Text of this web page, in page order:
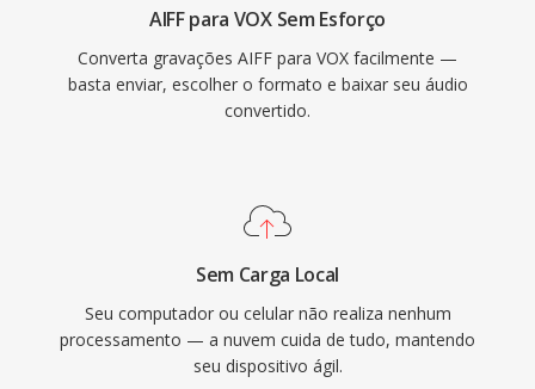
AIFF para VOX Sem Esforço
Converta gravações AIFF para VOX facilmente —
basta enviar, escolher o formato e baixar seu áudio
convertido.
Sem Carga Local
Seu computador ou celular não realiza nenhum
processamento — a nuvem cuida de tudo, mantendo
seu dispositivo ágil.